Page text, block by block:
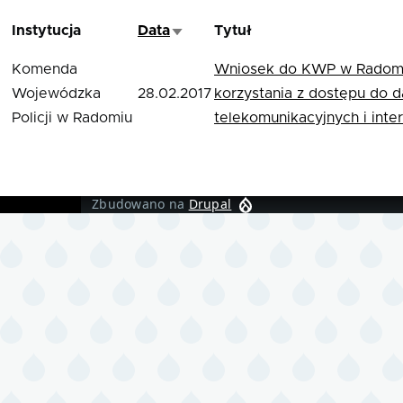
Instytucja DataSortuj rosnąco
Tytuł
Komenda
Wojewódzka
Policji w Radomiu
28.02.2017
Wniosek do KWP w
korzystania z dostępu do
telekomunikacyjnych i
Zbudowano na Drupal